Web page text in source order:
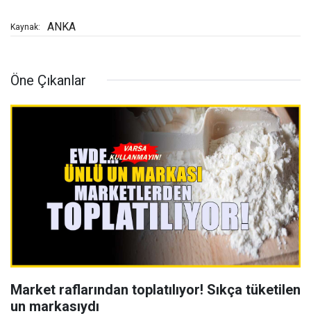
Kaynak: ANKA
Öne Çıkanlar
Market raflarından toplatılıyor! Sıkça tüketilen
un markasıydı